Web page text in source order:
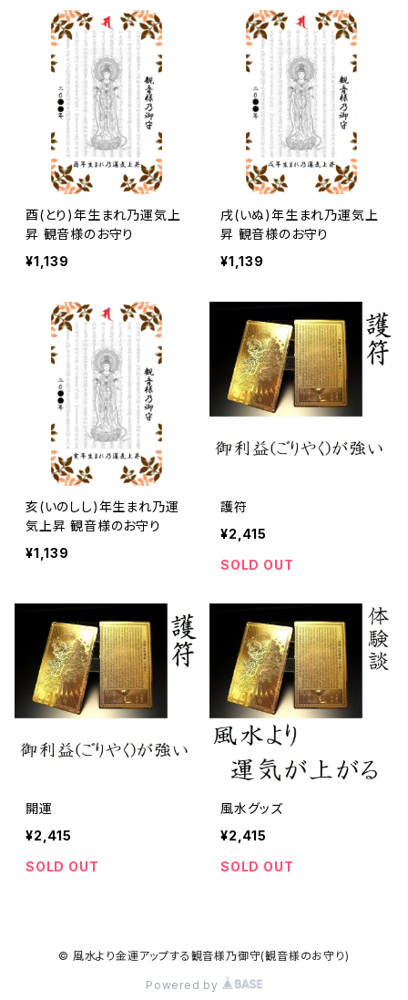
酉(とり)年生まれ乃運気上
昇 観音様のお守り
¥1,139
戌(いぬ)年生まれ乃運気上
昇 観音様のお守り
¥1,139
亥(いのしし)年生まれ乃運
気上昇 観音様のお守り
¥1,139
護符
¥2,415
SOLD OUT
開運
¥2,415
SOLD OUT
風水グッズ
¥2,415
SOLD OUT
© 風水より金運アップする観音様乃御守(観音様のお守り)
Powered by